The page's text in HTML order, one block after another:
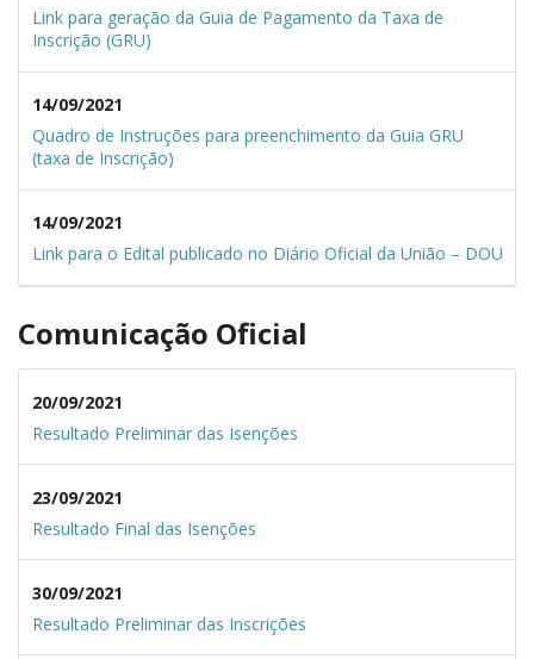
Link para geração da Guia de Pagamento da Taxa de
Inscrição (GRU)
14/09/2021
Quadro de Instruções para preenchimento da Guia GRU
(taxa de Inscrição)
14/09/2021
Link para o Edital publicado no Diário Oficial da União – DOU
Comunicação Oficial
20/09/2021
Resultado Preliminar das Isenções
23/09/2021
Resultado Final das Isenções
30/09/2021
Resultado Preliminar das Inscrições